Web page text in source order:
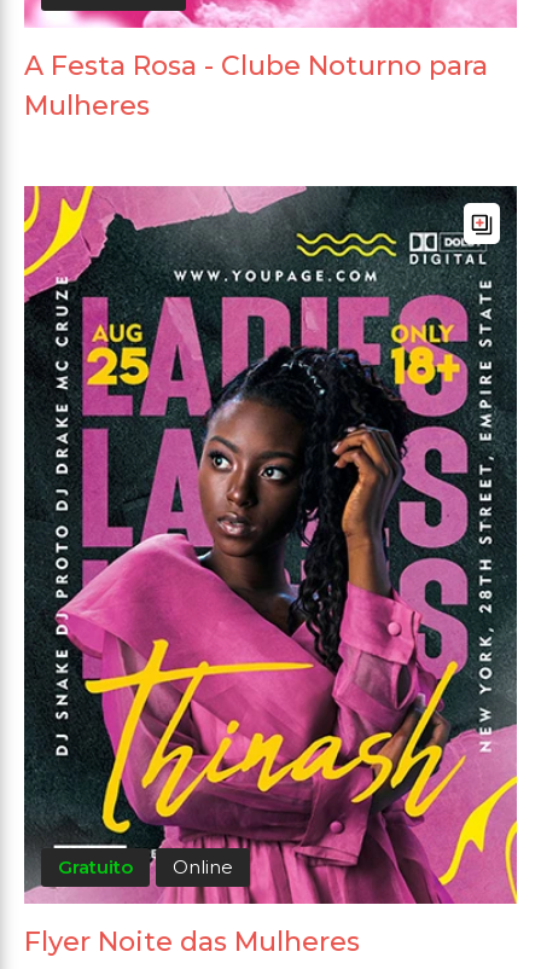
A Festa Rosa - Clube Noturno para
Mulheres
Gratuito Online
Flyer Noite das Mulheres